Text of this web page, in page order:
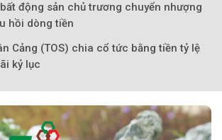
Theo Sở hữu trí
động sản chủ trương chuyển nhượng
hồi dòng tiền
Cảng (TOS) chia cổ tức bằng tiền tỷ lệ
kỷ lục